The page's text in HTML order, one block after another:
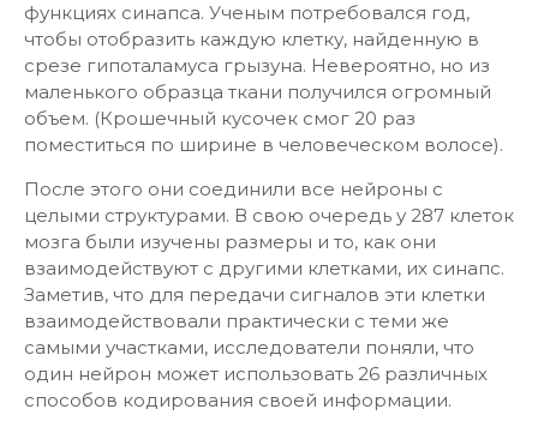
функциях синапса. Ученым потребовался год,
чтобы отобразить каждую клетку, найденную в
срезе гипоталамуса грызуна. Невероятно, но из
маленького образца ткани получился огромный
объем. (Крошечный кусочек смог 20 раз
поместиться по ширине в человеческом волосе).
После этого они соединили все нейроны с
целыми структурами. В свою очередь у 287 клеток
мозга были изучены размеры и то, как они
взаимодействуют с другими клетками, их синапс.
Заметив, что для передачи сигналов эти клетки
взаимодействовали практически с теми же
самыми участками, исследователи поняли, что
один нейрон может использовать 26 различных
способов кодирования своей информации.